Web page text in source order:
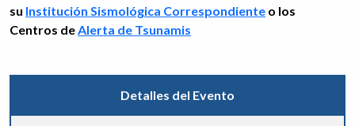
su Institución Sismológica Correspondiente o los
Centros deAlerta de Tsunamis
Detalles del Evento